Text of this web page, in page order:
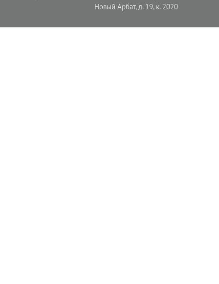
Новый Арбат, д. 19, к. 2020